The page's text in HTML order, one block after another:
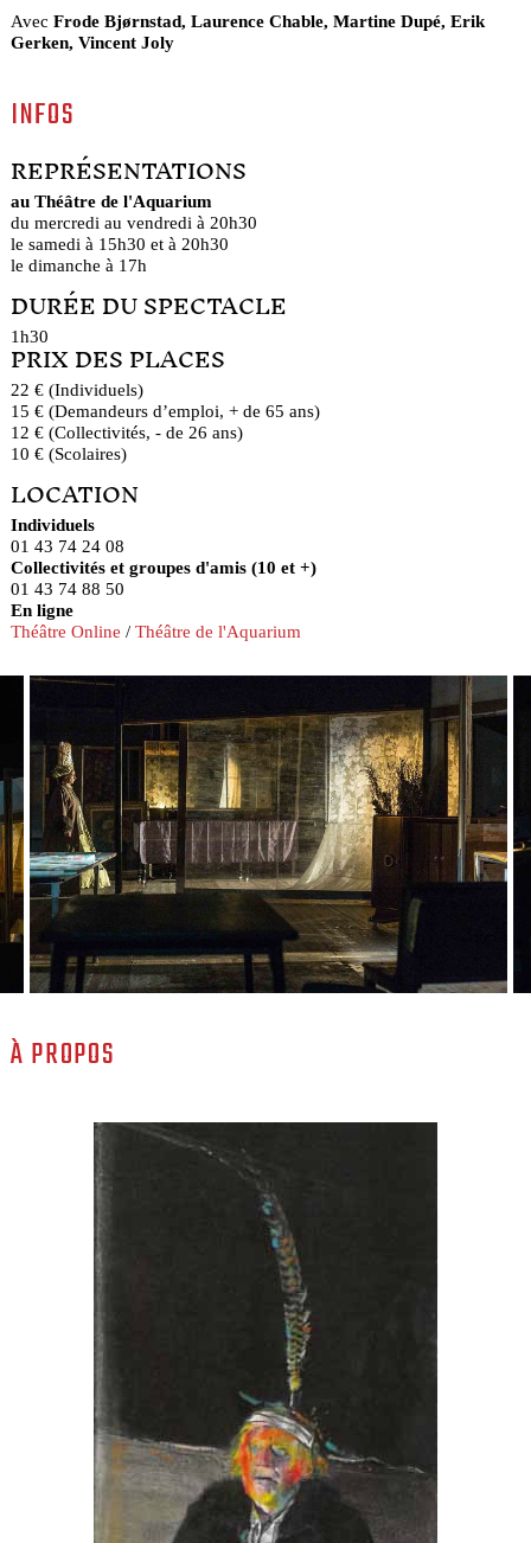
Avec Frode Bjørnstad, Laurence Chable, Martine Dupé, Erik
Gerken, Vincent Joly
INFOS
REPRÉSENTATIONS
au Théâtre de l'Aquarium
du mercredi au vendredi à 20h30
le samedi à 15h30 et à 20h30
le dimanche à 17h
DURÉE DU SPECTACLE
1h30
PRIX DES PLACES
22 € (Individuels)
15 € (Demandeurs d’emploi, + de 65 ans)
12 € (Collectivités, - de 26 ans)
10 € (Scolaires)
LOCATION
Individuels
01 43 74 24 08
Collectivités et groupes d'amis (10 et +)
01 43 74 88 50
En ligne
Théâtre Online / Théâtre de l'Aquarium
À PROPOS